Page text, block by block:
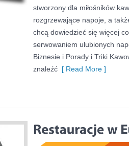
stworzony dla miłośników
rozgrzewające napoje, a
chcą dowiedzieć się więcej
serwowaniem ulubionych
Biznesie i Porady i Triki
znaleźć [ Read More ]